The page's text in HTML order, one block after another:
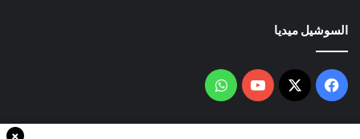
السوشيل ميديا
فيسبوك
‫X
‫YouTubeواتساب
×